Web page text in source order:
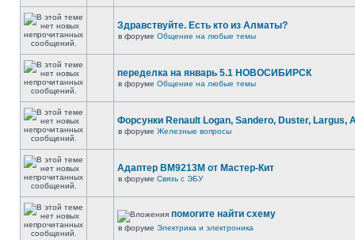
Здравствуйте. Есть кто из Алматы?
в форуме Общение на любые темы
переделка на январь 5.1 НОВОСИБИРСК
в форуме Общение на любые темы
Форсунки Renault Logan, Sandero, Duster, Largus,
в форуме Железные вопросы
Адаптер BM9213M от Мастер-Кит
в форуме Связь с ЭБУ
помогите найти схему
в форуме Электрика и электроника